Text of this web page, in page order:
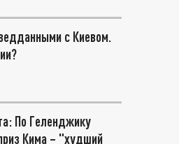
с Киевом.
По Геленджику
Кима – "худший